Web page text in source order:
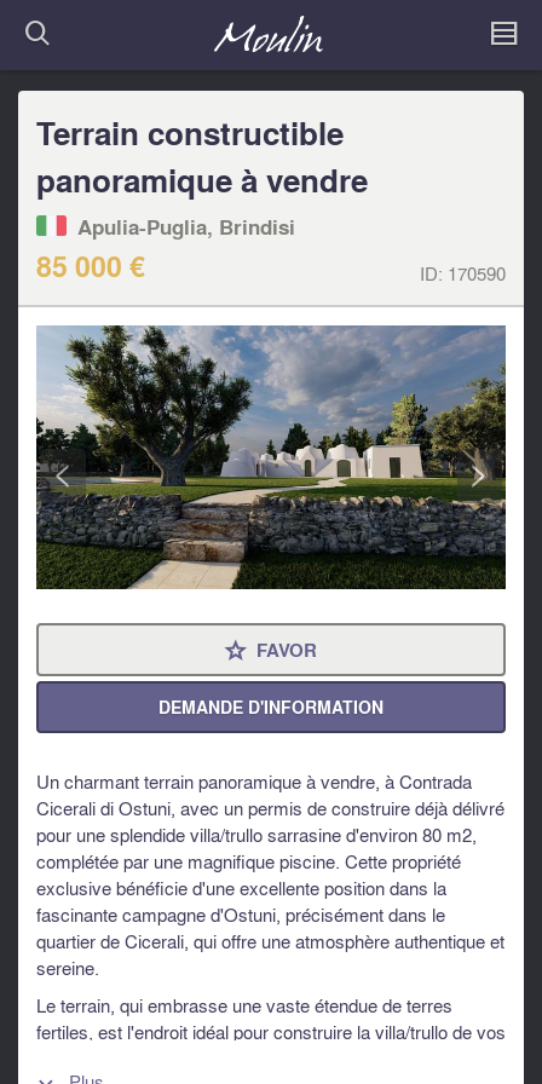
Terrain constructible
panoramique à vendre
Apulia-Puglia, Brindisi
85 000 € ID: 170590
< >
⋆ FAVOR
DEMANDE D'INFORMATION
Un charmant terrain panoramique à vendre, à Contrada
Cicerali di Ostuni, avec un permis de construire déjà délivré
pour une splendide villa/trullo sarrasine d'environ 80 m2,
complétée par une magnifique piscine. Cette propriété
exclusive bénéficie d'une excellente position dans la
fascinante campagne d'Ostuni, précisément dans le
quartier de Cicerali, qui offre une atmosphère authentique et
sereine.
Le terrain, qui embrasse une vaste étendue de terres
fertiles, est l'endroit idéal pour construire la villa/trullo de vos